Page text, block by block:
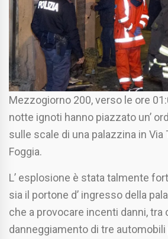
Mezzogiorno 200, verso le ore
notte ignoti hanno piazzato un’
sulle scale di una palazzina in Via
Foggia.
L’ esplosione è stata talmente
sia il portone d’ ingresso della
che a provocare incenti danni, tra
danneggiamento di tre